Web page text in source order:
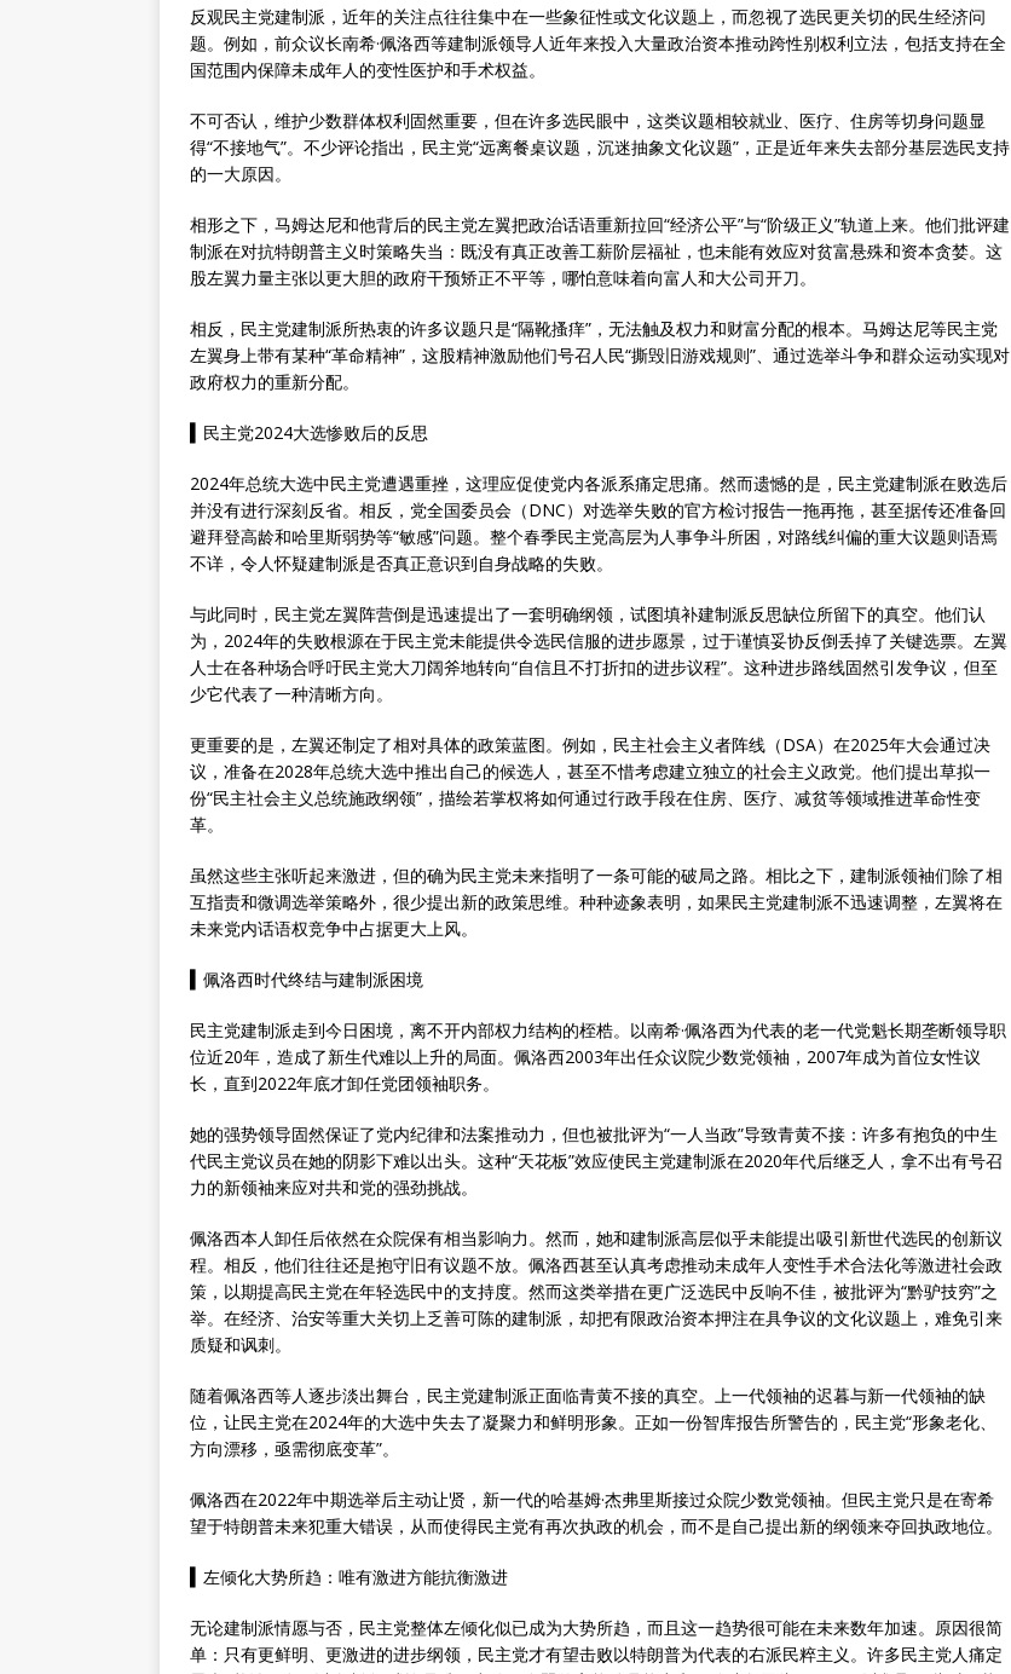
反观民主党建制派，近年的关注点往往集中在一些象征性或文化议题上，而忽视了选民更关切的民生经济问
题。例如，前众议长南希·佩洛西等建制派领导人近年来投入大量政治资本推动跨性别权利立法，包括支持在全
国范围内保障未成年人的变性医护和手术权益。
不可否认，维护少数群体权利固然重要，但在许多选民眼中，这类议题相较就业、医疗、住房等切身问题显
得“不接地气”。不少评论指出，民主党“远离餐桌议题，沉迷抽象文化议题”，正是近年来失去部分基层选民支持
的一大原因。
相形之下，马姆达尼和他背后的民主党左翼把政治话语重新拉回“经济公平”与“阶级正义”轨道上来。他们批评建
制派在对抗特朗普主义时策略失当：既没有真正改善工薪阶层福祉，也未能有效应对贫富悬殊和资本贪婪。这
股左翼力量主张以更大胆的政府干预矫正不平等，哪怕意味着向富人和大公司开刀。
相反，民主党建制派所热衷的许多议题只是“隔靴搔痒”，无法触及权力和财富分配的根本。马姆达尼等民主党
左翼身上带有某种“革命精神”，这股精神激励他们号召人民“撕毁旧游戏规则”、通过选举斗争和群众运动实现对
政府权力的重新分配。
民主党2024大选惨败后的反思
2024年总统大选中民主党遭遇重挫，这理应促使党内各派系痛定思痛。然而遗憾的是，民主党建制派在败选后
并没有进行深刻反省。相反，党全国委员会（DNC）对选举失败的官方检讨报告一拖再拖，甚至据传还准备回
避拜登高龄和哈里斯弱势等“敏感”问题。整个春季民主党高层为人事争斗所困，对路线纠偏的重大议题则语焉
不详，令人怀疑建制派是否真正意识到自身战略的失败。
与此同时，民主党左翼阵营倒是迅速提出了一套明确纲领，试图填补建制派反思缺位所留下的真空。他们认
为，2024年的失败根源在于民主党未能提供令选民信服的进步愿景，过于谨慎妥协反倒丢掉了关键选票。左翼
人士在各种场合呼吁民主党大刀阔斧地转向“自信且不打折扣的进步议程”。这种进步路线固然引发争议，但至
少它代表了一种清晰方向。
更重要的是，左翼还制定了相对具体的政策蓝图。例如，民主社会主义者阵线（DSA）在2025年大会通过决
议，准备在2028年总统大选中推出自己的候选人，甚至不惜考虑建立独立的社会主义政党。他们提出草拟一
份“民主社会主义总统施政纲领”，描绘若掌权将如何通过行政手段在住房、医疗、减贫等领域推进革命性变
革。
虽然这些主张听起来激进，但的确为民主党未来指明了一条可能的破局之路。相比之下，建制派领袖们除了相
互指责和微调选举策略外，很少提出新的政策思维。种种迹象表明，如果民主党建制派不迅速调整，左翼将在
未来党内话语权竞争中占据更大上风。
佩洛西时代终结与建制派困境
民主党建制派走到今日困境，离不开内部权力结构的桎梏。以南希·佩洛西为代表的老一代党魁长期垄断领导职
位近20年，造成了新生代难以上升的局面。佩洛西2003年出任众议院少数党领袖，2007年成为首位女性议
长，直到2022年底才卸任党团领袖职务。
她的强势领导固然保证了党内纪律和法案推动力，但也被批评为“一人当政”导致青黄不接：许多有抱负的中生
代民主党议员在她的阴影下难以出头。这种“天花板”效应使民主党建制派在2020年代后继乏人，拿不出有号召
力的新领袖来应对共和党的强劲挑战。
佩洛西本人卸任后依然在众院保有相当影响力。然而，她和建制派高层似乎未能提出吸引新世代选民的创新议
程。相反，他们往往还是抱守旧有议题不放。佩洛西甚至认真考虑推动未成年人变性手术合法化等激进社会政
策，以期提高民主党在年轻选民中的支持度。然而这类举措在更广泛选民中反响不佳，被批评为“黔驴技穷”之
举。在经济、治安等重大关切上乏善可陈的建制派，却把有限政治资本押注在具争议的文化议题上，难免引来
质疑和讽刺。
随着佩洛西等人逐步淡出舞台，民主党建制派正面临青黄不接的真空。上一代领袖的迟暮与新一代领袖的缺
位，让民主党在2024年的大选中失去了凝聚力和鲜明形象。正如一份智库报告所警告的，民主党“形象老化、
方向漂移，亟需彻底变革”。
佩洛西在2022年中期选举后主动让贤，新一代的哈基姆·杰弗里斯接过众院少数党领袖。但民主党只是在寄希
望于特朗普未来犯重大错误，从而使得民主党有再次执政的机会，而不是自己提出新的纲领来夺回执政地位。
左倾化大势所趋：唯有激进方能抗衡激进
无论建制派情愿与否，民主党整体左倾化似已成为大势所趋，而且这一趋势很可能在未来数年加速。原因很简
单：只有更鲜明、更激进的进步纲领，民主党才有望击败以特朗普为代表的右派民粹主义。许多民主党人痛定